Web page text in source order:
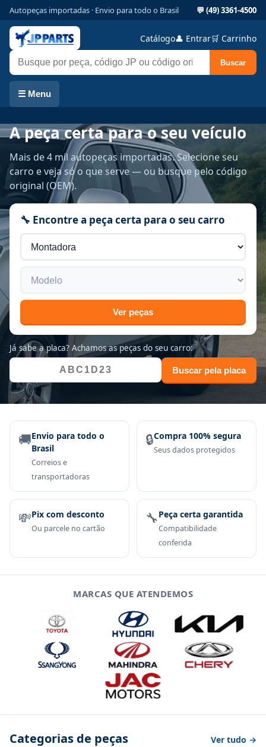
Autopeças importadas · Envio para todo o Brasil 💬 (49) 3361-4500
Buscar
Catálogo👤 Entrar🛒 Carrinho
☰ Menu
A peça certa para o seu veículo
Mais de 4 mil autopeças importadas. Selecione seu
carro e veja só o que serve — ou busque pelo código
original (OEM).
🔧 Encontre a peça certa para o seu carro
Ver peças
Já sabe a placa? Achamos as peças do seu carro:
Buscar pela placa
🚚Envio para todo o
Brasil
Correios e
transportadoras
🔒Compra 100% segura
Seus dados protegidos
💸Pix com desconto
Ou parcele no cartão
🔧Peça certa garantida
Compatibilidade
conferida
MARCAS QUE ATENDEMOS
Categorias de peças Ver tudo →